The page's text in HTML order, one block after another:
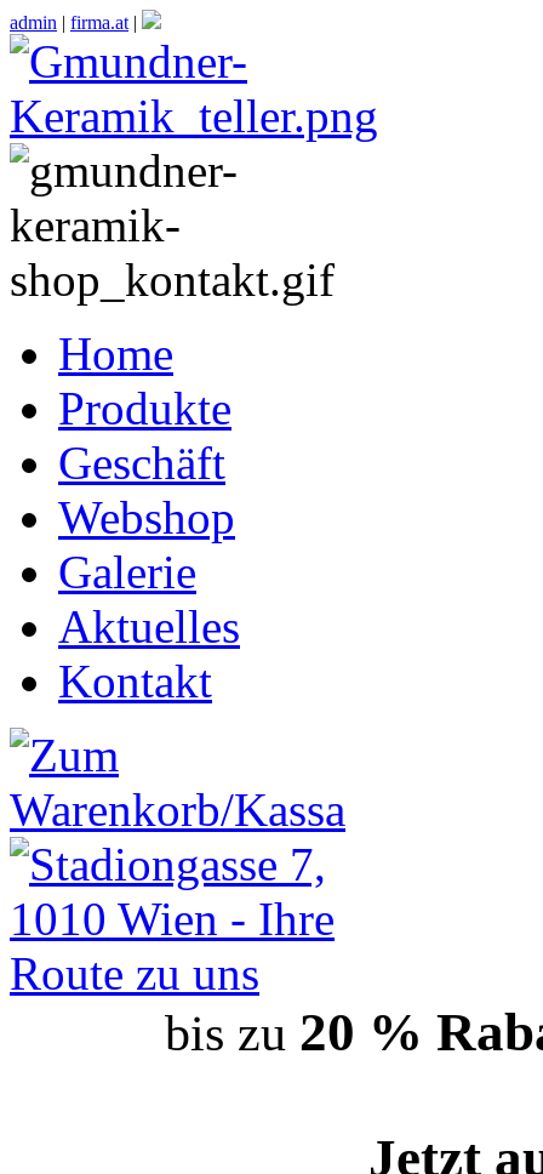
admin | firma.at |
Home
Produkte
Geschäft
Webshop
Galerie
Aktuelles
Kontakt
bis zu 20 %
Jetzt